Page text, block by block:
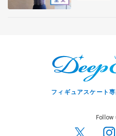
フィギュアスケート
Follow